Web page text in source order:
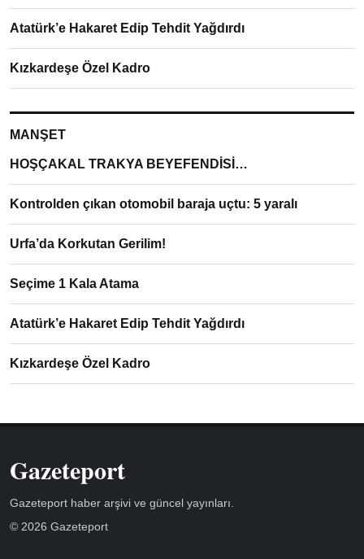
Atatürk’e Hakaret Edip Tehdit Yağdırdı
Kızkardeşe Özel Kadro
MANŞET
HOŞÇAKAL TRAKYA BEYEFENDİSİ…
Kontrolden çıkan otomobil baraja uçtu: 5 yaralı
Urfa’da Korkutan Gerilim!
Seçime 1 Kala Atama
Atatürk’e Hakaret Edip Tehdit Yağdırdı
Kızkardeşe Özel Kadro
Gazeteport
Gazeteport haber arşivi ve güncel yayınları.
© 2026 Gazeteport